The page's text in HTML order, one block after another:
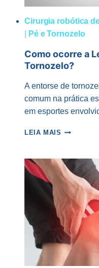
Cirurgia robótica
Pé e Tornozelo
Como ocorre a
Tornozelo?
A entorse de
comum na prática
em esportes
LEIA MAIS COMO
LESÃO
DO